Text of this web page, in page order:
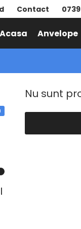
Contact
Acasa Anvelope
Nu sunt